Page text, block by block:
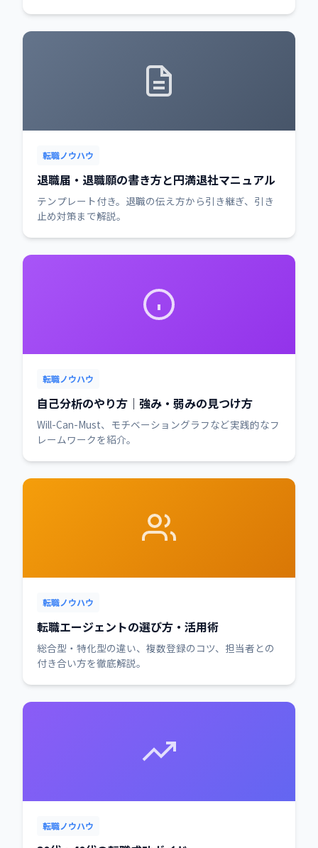
転職ノウハウ
退職届・退職願の書き方と円満退社マニュアル
テンプレート付き。退職の伝え方から引き継ぎ、引き
止め対策まで解説。
転職ノウハウ
自己分析のやり方｜強み・弱みの見つけ方
Will-Can-Must、モチベーショングラフなど実践的なフ
レームワークを紹介。
転職ノウハウ
転職エージェントの選び方・活用術
総合型・特化型の違い、複数登録のコツ、担当者との
付き合い方を徹底解説。
転職ノウハウ